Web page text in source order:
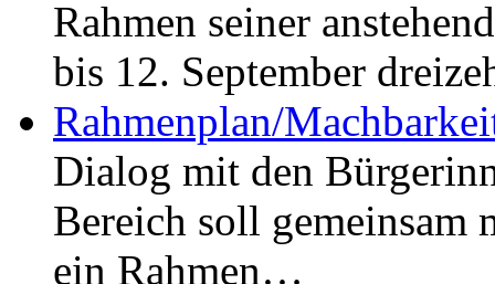
Rahmen seiner
bis 12. September
Rahmenplan/
Dialog mit den
Bereich soll gemeinsam
ein Rahmen…